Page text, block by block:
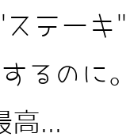
テーキ
るのに
高...